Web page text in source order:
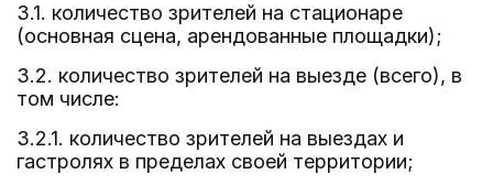
3.1. количество зрителей на стационаре
(основная сцена, арендованные площадки);
3.2. количество зрителей на выезде (всего), в
том числе:
3.2.1. количество зрителей на выездах и
гастролях в пределах своей территории;